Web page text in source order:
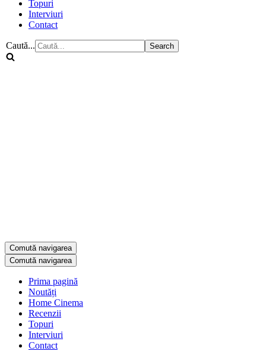
Topuri
Interviuri
Contact
Caută...
Comută navigarea
Comută navigarea
Prima pagină
Noutăți
Home Cinema
Recenzii
Topuri
Interviuri
Contact